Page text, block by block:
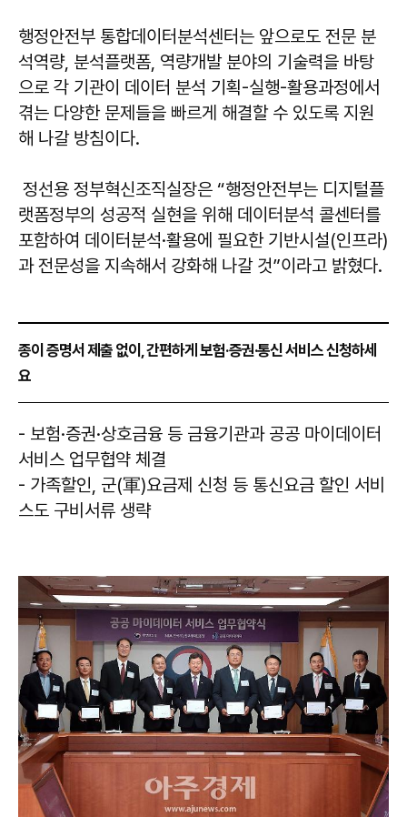
행정안전부 통합데이터분석센터는 앞으로도 전문 분
석역량, 분석플랫폼, 역량개발 분야의 기술력을 바탕
으로 각 기관이 데이터 분석 기획-실행-활용과정에서
겪는 다양한 문제들을 빠르게 해결할 수 있도록 지원
해 나갈 방침이다.
정선용 정부혁신조직실장은 “행정안전부는 디지털플
랫폼정부의 성공적 실현을 위해 데이터분석 콜센터를
포함하여 데이터분석·활용에 필요한 기반시설(인프라)
과 전문성을 지속해서 강화해 나갈 것”이라고 밝혔다.
종이 증명서 제출 없이, 간편하게 보험·증권·통신 서비스 신청하세
요
- 보험·증권·상호금융 등 금융기관과 공공 마이데이터
서비스 업무협약 체결
- 가족할인, 군(軍)요금제 신청 등 통신요금 할인 서비
스도 구비서류 생략